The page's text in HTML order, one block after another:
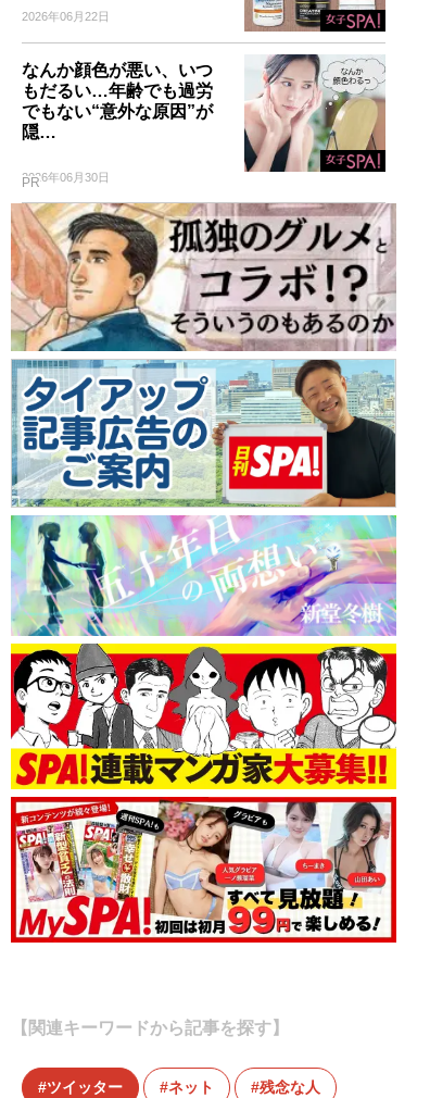
2026年06月22日
なんか顔色が悪い、いつ
もだるい…年齢でも過労
でもない“意外な原因”が
隠…
2026年06月30日
PR
【関連キーワードから記事を探す】
ツイッター ネット 残念な人